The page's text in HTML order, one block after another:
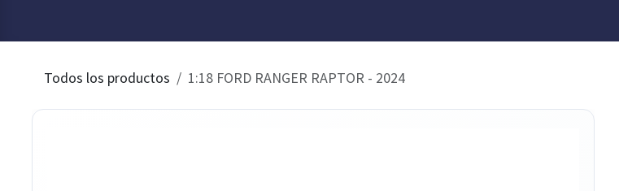
Todos los productos 1:18 FORD RANGER RAPTOR - 2024